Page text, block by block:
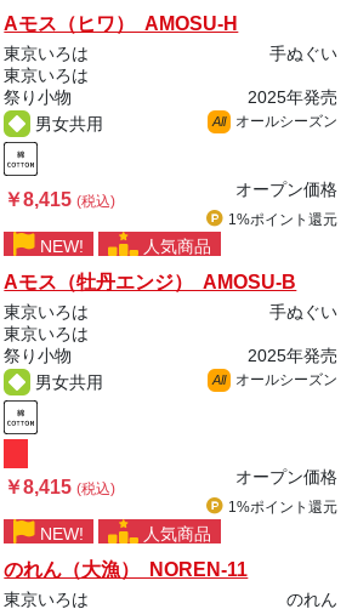
Aモス（ヒワ） AMOSU-H
東京いろは
手ぬぐい
東京いろは
祭り小物
2025年発売
男女共用
All オールシーズン
￥8,415(税込)
オープン価格
1%ポイント 還元
NEW! 人気商品
Aモス（牡丹エンジ） AMOSU-B
東京いろは
手ぬぐい
東京いろは
祭り小物
2025年発売
男女共用
All オールシーズン
￥8,415(税込)
オープン価格
1%ポイント 還元
NEW! 人気商品
のれん（大漁） NOREN-11
東京いろは
のれん